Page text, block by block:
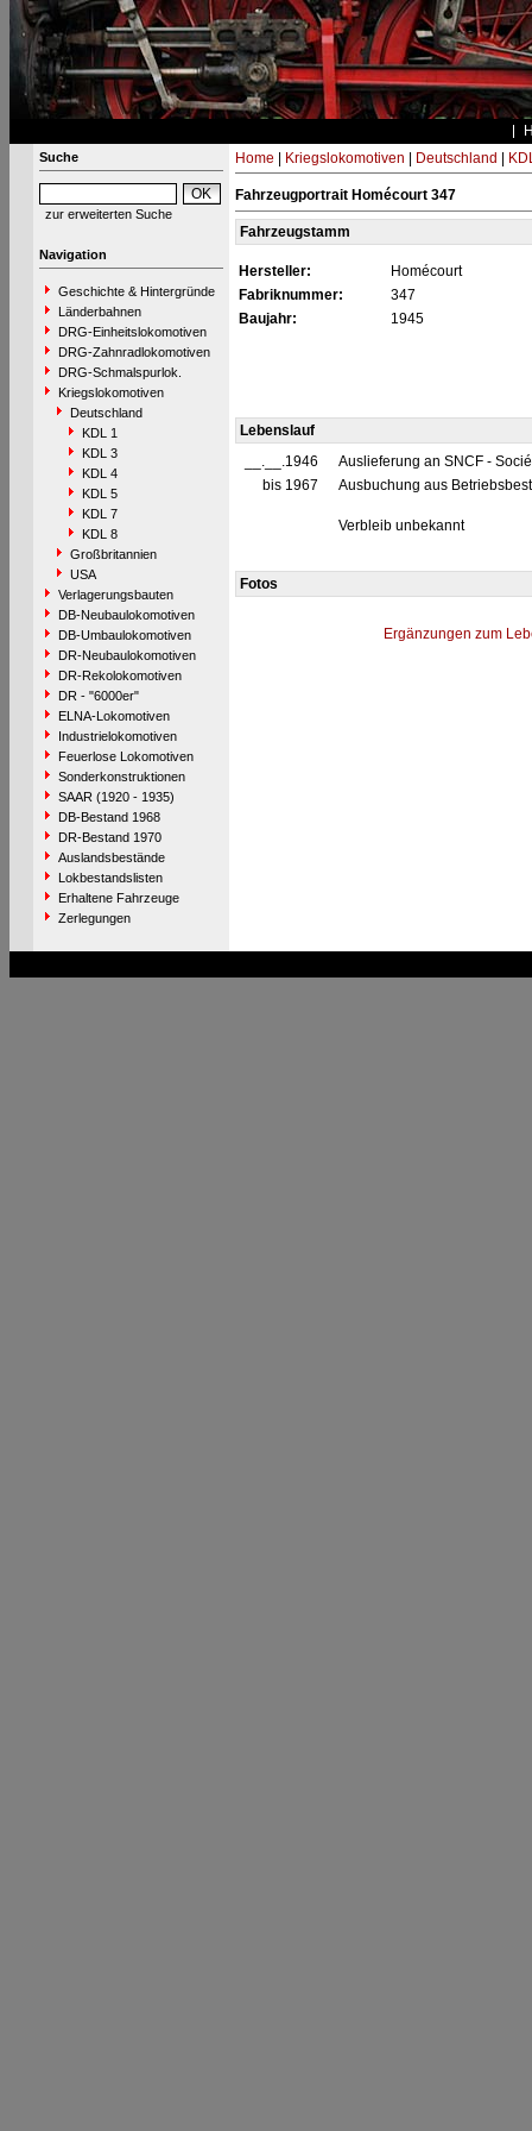
Suche
zur erweiterten Suche
Navigation
Geschichte & Hintergründe
Länderbahnen
DRG-Einheitslokomotiven
DRG-Zahnradlokomotiven
DRG-Schmalspurlok.
Kriegslokomotiven
Deutschland
KDL 1
KDL 3
KDL 4
KDL 5
KDL 7
KDL 8
Großbritannien
USA
Verlagerungsbauten
DB-Neubaulokomotiven
DB-Umbaulokomotiven
DR-Neubaulokomotiven
DR-Rekolokomotiven
DR - "6000er"
ELNA-Lokomotiven
Industrielokomotiven
Feuerlose Lokomotiven
Sonderkonstruktionen
SAAR (1920 - 1935)
DB-Bestand 1968
DR-Bestand 1970
Auslandsbestände
Lokbestandslisten
Erhaltene Fahrzeuge
Zerlegungen
Home Kriegslokomotiven Deutschland
Fahrzeugportrait Homécourt 347
Fahrzeugstamm
Hersteller:
Homécourt
Fabriknummer:
347
Baujahr:
1945
Lebenslauf
__.__.1946
Auslieferung an SNCF -
bis 1967
Ausbuchung aus
Verbleib unbekannt
Fotos
Ergänzungen zum